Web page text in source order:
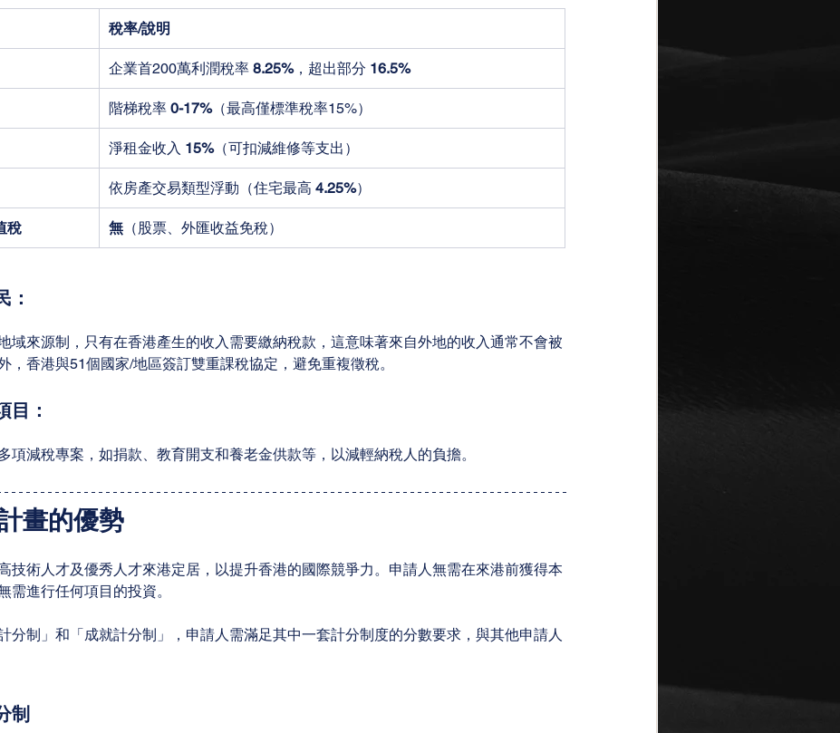
稅率/說明
企業首200萬利潤稅率 8.25%，超出部分 16.5%
階梯稅率 0-17%（最高僅標準稅率15%）
淨租金收入 15%（可扣減維修等支出）
依房產交易類型浮動（住宅最高 4.25%）
稅 無（股票、外匯收益免稅）
：
域來源制，只有在香港產生的收入需要繳納稅款，這意味著來自外地的收入通常不會被
，香港與51個國家/地區簽訂雙重課稅協定，避免重複徵稅。
目：
項減稅專案，如捐款、教育開支和養老金供款等，以減輕納稅人的負擔。
畫的優勢
技術人才及優秀人才來港定居，以提升香港的國際競爭力。申請人無需在來港前獲得本
需進行任何項目的投資。
分制」和「成就計分制」，申請人需滿足其中一套計分制度的分數要求，與其他申請人
制